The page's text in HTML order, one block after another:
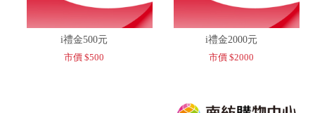
i禮金500元
市價 $500
i禮金2000元
市價 $2000